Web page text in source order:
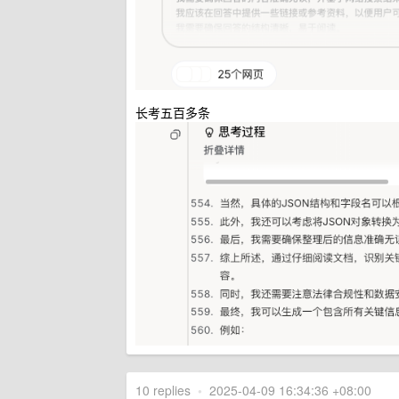
长考五百多条
10 replies • 2025-04-09 16:34:36 +08:00